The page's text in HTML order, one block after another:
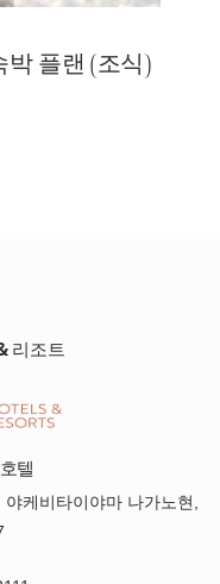
박 플랜 (조식)
리조트
텔
케비타이야마 나가노현,